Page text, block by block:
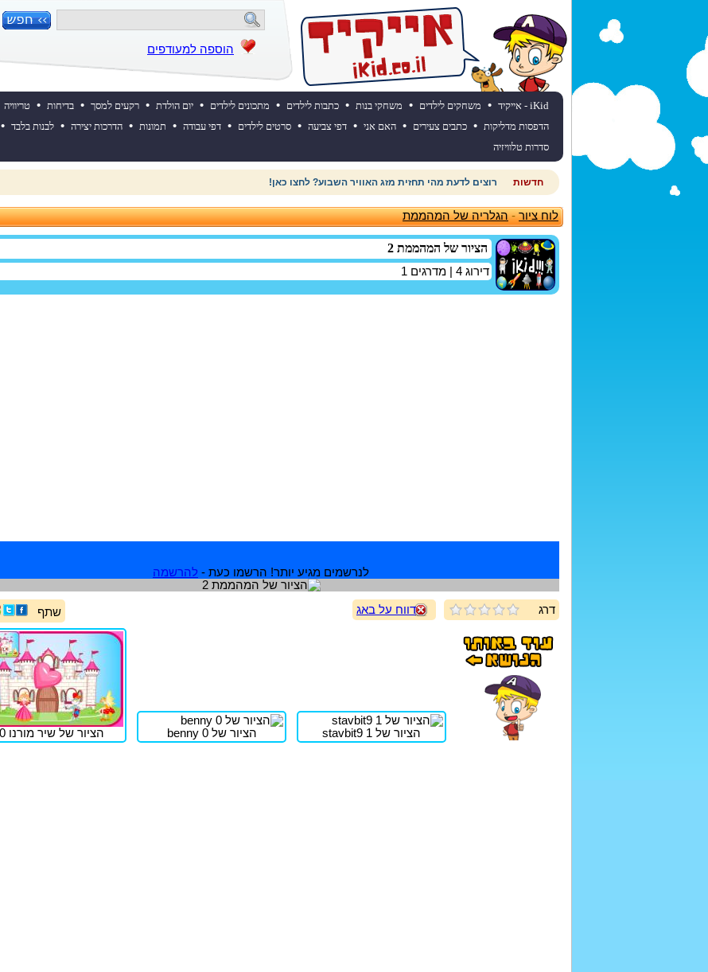
הוספה למעודפים
iKid - אייקיד • משחקים לילדים • משחקי בנות • כתבות לילדים • מתכונים לילדים • יום הולדת • רקעים למסך • בדיחות • טריוויה
הדפסות מדליקות • כתבים צעירים • האם אני • דפי צביעה • סרטים לילדים • דפי עבודה • תמונות • הדרכות יצירה • לבנות בלבד •
סדרות טלוויזיה
חדשות רוצים לדעת מהי תחזית מזג האוויר השבוע? לחצו כאן!
לוח ציור-הגלריה של המהממת
הציור של המהממת 2
דירוג 4 | מדרגים 1
לנרשמים מגיע יותר! הרשמו כעת - להרשמה
דרג דווח על באג שתף
הציור של stavbit9 1 הציור של benny 0 הציור של שיר מורנו 0